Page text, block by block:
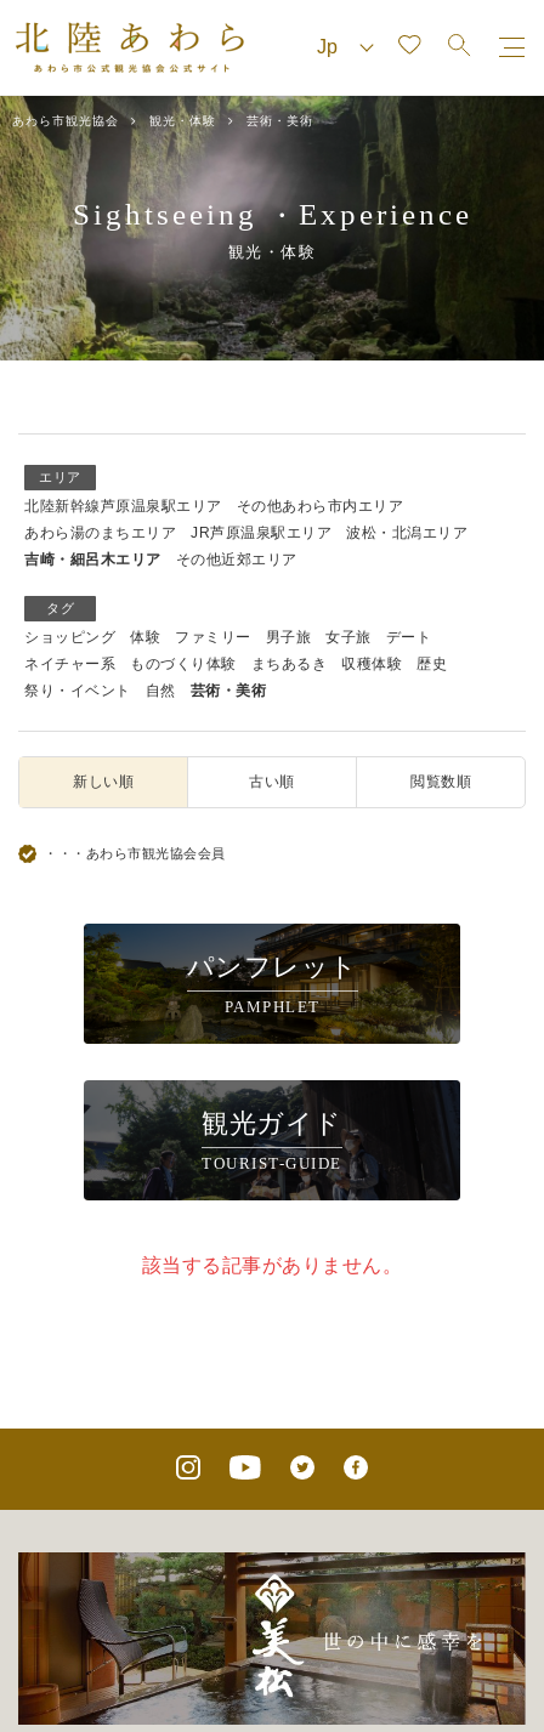
あわら市観光協会 観光・体験 芸術・美術
Sightseeing・ Experience
観光・体験
エリア
北陸新幹線芦原温泉駅エリア
その他あわら市内エリア
あわら湯のまちエリア
JR芦原温泉駅エリア
波松・北潟エリア
吉崎・細呂木エリア
その他近郊エリア
タグ
ショッピング 体験 ファミリー 男子旅 女子旅
デート
ネイチャー系
ものづくり体験 まちあるき 収穫体験
歴史
祭り・イベント
自然 芸術・美術
新しい順 古い順 閲覧数順
・・・あわら市観光協会会員
パンフレット
PAMPHLET
観光ガイド
TOURIST-GUIDE
該当する記事がありません。